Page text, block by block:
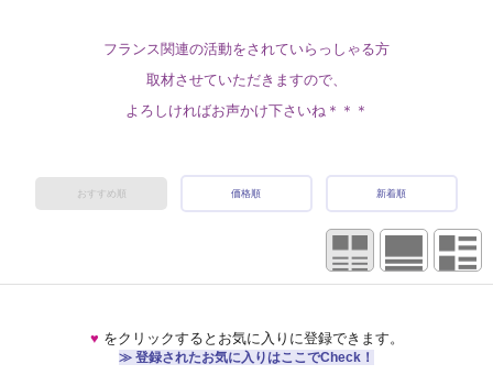
フランス関連の活動をされていらっしゃる方
取材させていただきますので、
よろしければお声かけ下さいね＊＊＊
おすすめ順 価格順 新着順
♥ をクリックするとお気に入りに登録できます。
≫ 登録されたお気に入りはここでCheck！